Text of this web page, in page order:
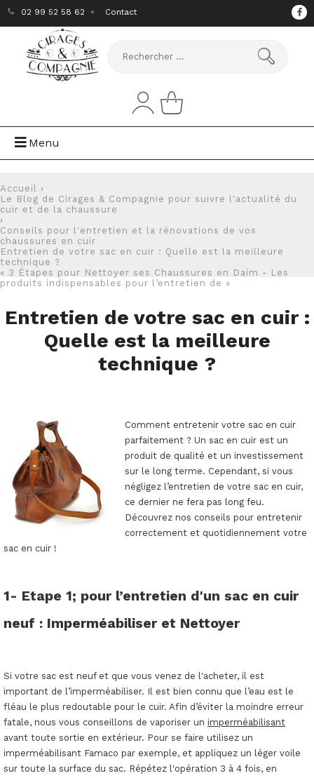
02 99 52 58 62 Contact
Menu
Accueil ›
Le Blog de Cirages & Compagnie pour suivre l'actualité du
cuir et de la chaussure
›
Conseils pour l'entretien et la rénovations de vos
chaussures en cuir
Entretien de votre sac en cuir : Quelle est la meilleure
technique ?
« 3 Étapes pour Nettoyer ses Chaussures en Daim - Les
produits indispensables pour l’entretien de »
Entretien de votre sac en cuir :
Quelle est la meilleure
technique ?
Comment entretenir votre sac en cuir
parfaitement ? Un sac en cuir est un
produit de qualité et un investissement
sur le long terme. Cependant, si vous
négligez l’entretien de votre sac en cuir,
ce dernier ne fera pas long feu.
Découvrez nos conseils pour entretenir
correctement et quotidiennement votre
sac en cuir !
1- Etape 1; pour l’entretien d'un sac en cuir
neuf : Imperméabiliser et Nettoyer
Si votre sac est neuf et que vous venez de l'acheter, il est
important de l’imperméabiliser. Il est bien connu que l’eau est le
fléau le plus redoutable pour le cuir. Afin d’éviter la moindre erreur
fatale, nous vous conseillons de vaporiser un imperméabilisant
avant toute sortie en extérieur. Pour se faire utilisez un
imperméabilisant Famaco par exemple, et appliquez un léger voile
sur toute la surface du sac. Répétez l'opération 3 à 4 fois, en